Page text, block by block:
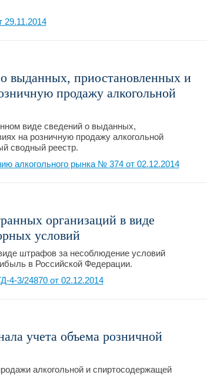
выданных, приостановленных и
продажу алкогольной
виде сведений о выданных,
на розничную продажу алкогольной
сводный реестр.
алкогольного рынка № 374 от 02.12.2014
организаций в виде
условий
штрафов за несоблюдение условий
в Российской Федерации.
4-3/24870 от 02.12.2014
учета объема розничной
алкогольной и спиртосодержащей